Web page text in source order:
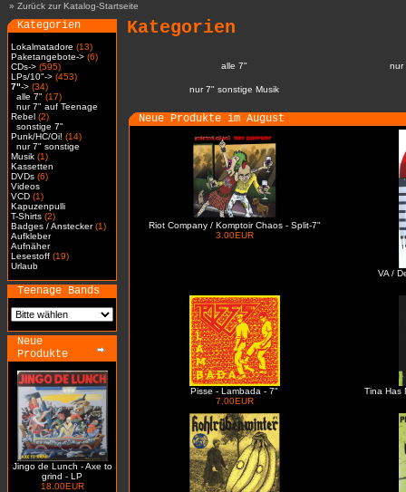
» Zurück zur Katalog-Startseite
Kategorien
Lokalmatadore (13)
Paketangebote-> (6)
CDs-> (595)
LPs/10"-> (453)
7"-> (34)
alle 7" (17)
nur 7" auf Teenage
Rebel (2)
sonstige 7"
Punk/HC/Oi! (14)
nur 7" sonstige
Musik (1)
Kassetten
DVDs (6)
Videos
VCD (1)
Kapuzenpulli
T-Shirts (2)
Badges / Anstecker(1)
Aufkleber
Aufnäher
Lesestoff (19)
Urlaub
Teenage Bands
Neue
Produkte
Jingo de Lunch - Axe to
grind - LP
18.00EUR
Kategorien
alle 7" nur
nur 7" sonstige Musik
Neue Produkte im August
Riot Company / Komptoir Chaos - Split-7"
3.00EUR
VA /
Pisse - Lambada - 7"
7.00EUR
Tina Has